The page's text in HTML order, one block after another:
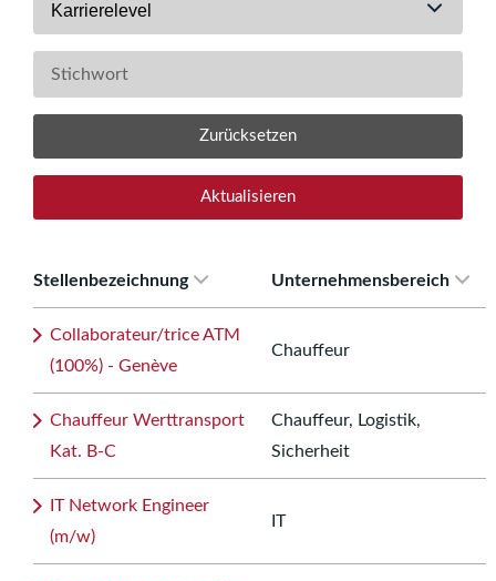
Karrierelevel
Zurücksetzen
Aktualisieren
Stellenbezeichnung Unternehmensbereich
Collaborateur/trice ATM
(100%) - Genève
Chauffeur
Chauffeur Werttransport
Kat. B-C
Chauffeur, Logistik,
Sicherheit
IT Network Engineer
(m/w)
IT